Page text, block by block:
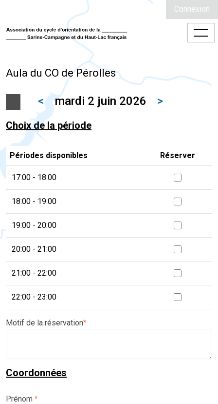
Connexion
Aula du CO de Pérolles
< mardi 2 juin 2026 >
Choix de la période
Périodes disponibles Réserver
17:00 - 18:00
18:00 - 19:00
19:00 - 20:00
20:00 - 21:00
21:00 - 22:00
22:00 - 23:00
Motif de la réservation*
Coordonnées
Prénom *